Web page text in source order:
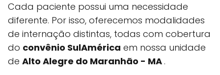
Cada paciente possui uma necessidade
diferente. Por isso, oferecemos modalidades
de internação distintas, todas com cobertura
do convênio SulAmérica em nossa unidade
de Alto Alegre do Maranhão - MA.